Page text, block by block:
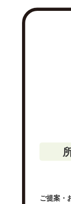
ご提案・